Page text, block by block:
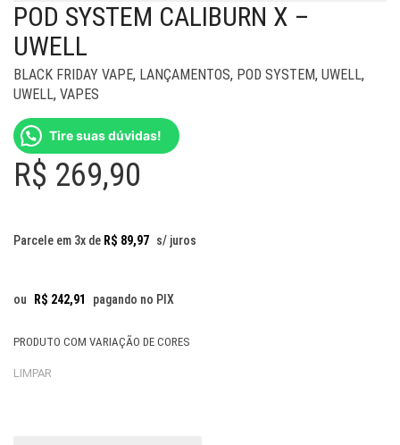
POD SYSTEM CALIBURN X –
UWELL
BLACK FRIDAY VAPE, LANÇAMENTOS, POD SYSTEM, UWELL,
UWELL, VAPES
Tire suas dúvidas!
R$ 269,90
Parcele em 3x de R$ 89,97 s/ juros
ou R$ 242,91 pagando no PIX
PRODUTO COM VARIAÇÃO DE CORES
LIMPAR